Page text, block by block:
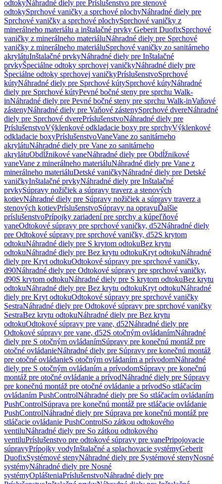
odtokyNáhradné diely pre Príslušenstvo pre stenové
odtokySprchové vaničky a sprchové plochyNáhradné diely pre
Sprchové vaničky a sprchové plochySprchové vaničky z
minerálneho materiálu a inštalačné prvky Geberit DuofixSprchové
vaničky z minerálneho materiáluNáhradné diely pre Sprchové
vaničky z minerálneho materiáluSprchové vaničky zo sanitárneho
akrylátuInštalačné prvkyNáhradné diely pre Inštalačné
prvkyŠpeciálne odtoky sprchovej vaničkyNáhradné diely pre
Špeciálne odtoky sprchovej vaničkyPríslušenstvoSprchové
kútyNáhradné diely pre Sprchové kútySprchové kútyNáhradné
diely pre Sprchové kútyPevné bočné steny pre sprchu Walk-
inNáhradné diely pre Pevné bočné steny pre sprchu Walk-inVaňové
zástenyNáhradné diely pre Vaňové zástenySprchové dvereNáhradné
diely pre Sprchové dverePríslušenstvoNáhradné diely pre
PríslušenstvoVýklenkové odkladacie boxy pre sprchyVýklenkové
odkladacie boxyPríslušenstvoVaneVane zo sanitárneho
akrylátuNáhradné diely pre Vane zo sanitárneho
akrylátuObdĺžnikové vaneNáhradné diely pre Obdĺžnikové
vaneVane z minerálneho materiáluNáhradné diely pre Vane z
minerálneho materiáluDetské vaničkyNáhradné diely pre Detské
vaničkyInštalačné prvkyNáhradné diely pre Inštalačné
prvkySúpravy nožičiek a súpravy traverz a stenových
kotievNáhradné diely pre Súpravy nožičiek a súpravy traverz a
stenových kotievPríslušenstvoSúpravy na opravuĎalšie
príslušenstvoPrípojky zariadení pre sprchy a kúpeľňové
vaneOdtokové súpravy pre sprchové vaničky, d52Náhradné diely
pre Odtokové súpravy pre sprchové vaničky, d52S krytom
odtokuNáhradné diely pre S krytom odtokuBez krytu
odtokuNáhradné diely pre Bez krytu odtokuKryt odtokuNáhradné
diely pre Kryt odtokuOdtokové súpravy pre sprchové vaničky,
d90Náhradné diely pre Odtokové súpravy pre sprchové vaničky,
d90S krytom odtokuNáhradné diely pre S krytom odtokuBez krytu
odtokuNáhradné diely pre Bez krytu odtokuKryt odtokuNáhradné
diely pre Kryt odtokuOdtokové súpravy pre sprchové vaničky
SestraNáhradné diely pre Odtokové súpravy pre sprchové vaničky
SestraBez krytu odtokuNáhradné diely pre Bez krytu
odtokuOdtokové súpravy pre vane, d52Náhradné diely pre
Odtokové súpravy pre vane, d52S otočným ovládanímNáhradné
diely pre S otočným ovládanímSúpravy pre konečnú montáž pre
otočné ovládanieNáhradné diely pre Súpravy pre konečnú montáž
pre otočné ovládanieS otočným ovládaním a prívodomNáhradné
diely pre S otočným ovládaním a prívodomSúpravy pre konečnú
montáž pre otočné ovládanie a prívodNáhradné diely pre Súpravy
pre konečnú montáž pre otočné ovládanie a prívodSo stláčacím
ovládaním PushControlNáhradné diely pre So stláčacím ovládaním
PushControlSúprava pre konečnú montáž pre stláčacie ovládanie
PushControlNáhradné diely pre Súprava pre konečnú montáž pre
stláčacie ovládanie PushControlSo zátkou odtokového
ventiluNáhradné diely pre So zátkou odtokového
ventiluPríslušenstvo pre odtokové súpravy pre vanePripojovacie
súpravyPrípojky vodyInštalačné a splachovacie systémyGeberit
DuofixSystémové stenyNáhradné diely pre Systémové stenyNosné
systémyNáhradné diely pre Nosné
systémyOplášteniaPríslušenstvoNáhradné diely pre